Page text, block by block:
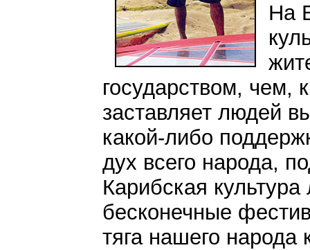
На
государством, чем,
заставляет людей
какой-либо
дух всего народа,
Карибская
бесконечные
тяга нашего народа